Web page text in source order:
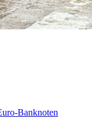
Banknoten